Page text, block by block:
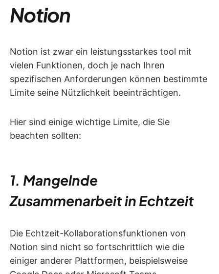
Notion
Notion ist zwar ein leistungsstarkes tool mit
vielen Funktionen, doch je nach Ihren
spezifischen Anforderungen können bestimmte
Limite seine Nützlichkeit beeinträchtigen.
Hier sind einige wichtige Limite, die Sie
beachten sollten:
1. Mangelnde
Zusammenarbeit in Echtzeit
Die Echtzeit-Kollaborationsfunktionen von
Notion sind nicht so fortschrittlich wie die
einiger anderer Plattformen, beispielsweise